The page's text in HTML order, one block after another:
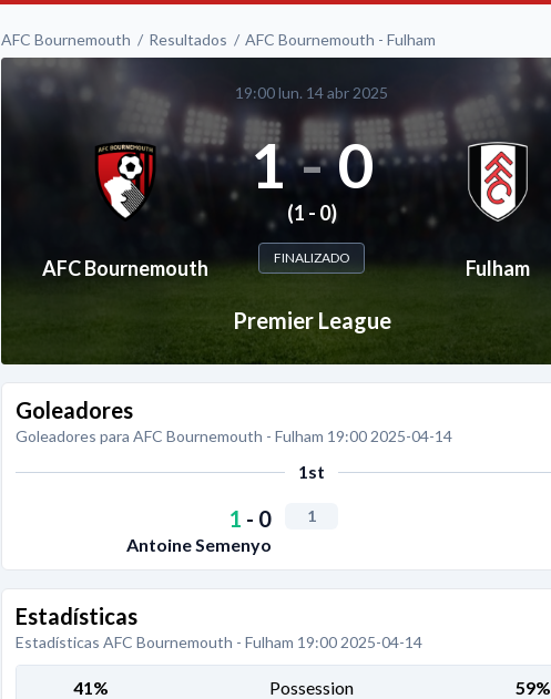
AFC Bournemouth Resultados AFC Bournemouth - Fulham
19:00 lun. 14 abr 2025
AFC Bournemouth
1 - 0
(1 - 0)
FINALIZADO Fulham
Premier League
Goleadores
Goleadores para AFC Bournemouth - Fulham 19:00 2025-04-14
1st
1 - 0
Antoine Semenyo
1
Estadísticas
Estadísticas AFC Bournemouth - Fulham 19:00 2025-04-14
41% Possession 59%